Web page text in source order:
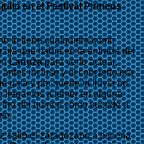
en el Festival Pirineos
lo tiene cualquiera como
que había en la entrada del
Lanuzapara verlo actuar,
incluso y el concierto era
gala y por suerte la lluvia no
llegamos a temer en alguna
del quince como sucede a
salió el zaragozano a escena